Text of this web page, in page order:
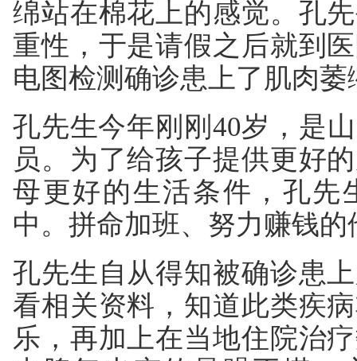
绵站在棉花上的感觉。孔
重性，于是请假之后就到
电图检测确诊患上了肌肉萎
孔先生今年刚刚40岁，是
员。为了给孩子提供更好
母更好的生活条件，孔先
中。拼命加班、努力赚钱
孔先生自从得知被确诊患
看相关资料，知道此类疾
乐，再加上在当地住院治